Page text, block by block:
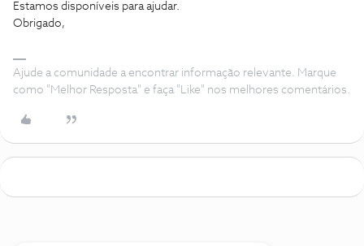
Estamos disponíveis para ajudar.
Obrigado,
Ajude a comunidade a encontrar informação relevante. Marque
como "Melhor Resposta" e faça "Like" nos melhores comentários.